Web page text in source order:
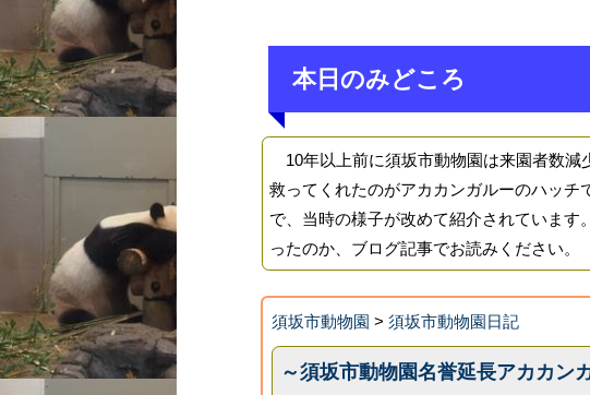
本日のみどころ
10年以上前に須坂市動物園は来園者数減
救ってくれたのがアカカンガルーのハッチ
で、当時の様子が改めて紹介されていま
ったのか、ブログ記事でお読みください。
須坂市動物園 >須坂市動物園日記
～須坂市動物園名誉延長アカカン